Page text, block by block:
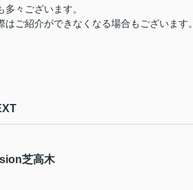
々ございます。
ご紹介ができなくなる場合もございます。
芝高木